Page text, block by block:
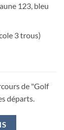
123, bleu
3 trous)
de "Golf
départs.